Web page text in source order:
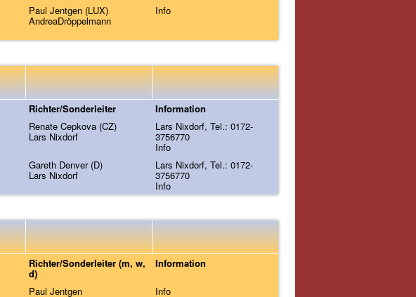
Paul Jentgen (LUX)
AndreaDröppelmann
Info
Richter/Sonderleiter
Information
Renate Cepkova (CZ)
Lars Nixdorf
Lars Nixdorf, Tel.: 0172-
3756770
Info
Gareth Denver (D)
Lars Nixdorf
Lars Nixdorf, Tel.: 0172-
3756770
Info
Richter/Sonderleiter (m, w,
d)
Information
Paul Jentgen Info